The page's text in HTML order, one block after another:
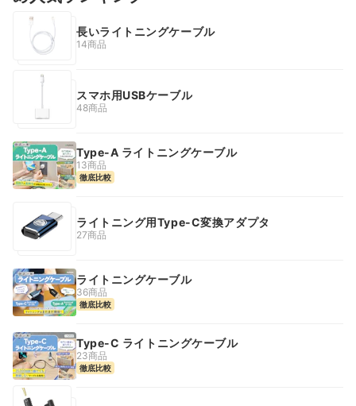
長いライトニングケーブル
14商品
スマホ用USBケーブル
48商品
Type-A ライトニングケーブル
13商品
徹底比較
ライトニング用Type-C変換アダプタ
27商品
ライトニングケーブル
36商品
徹底比較
Type-C ライトニングケーブル
23商品
徹底比較